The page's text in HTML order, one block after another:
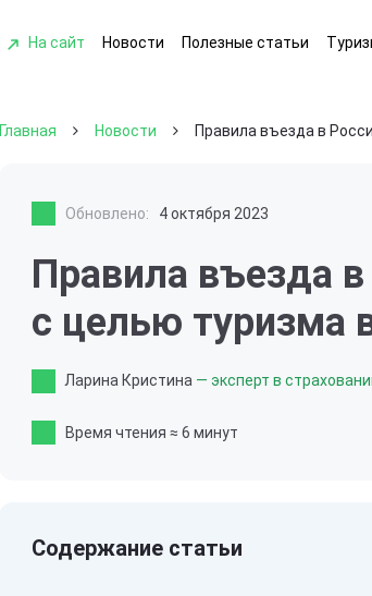
На сайт Новости Полезные статьи
Главная Новости Правила въезда в
Обновлено: 4 октября 2023
Правила въезда
с целью туризма
Ларина Кристина — эксперт в
Время чтения ≈ 6 минут